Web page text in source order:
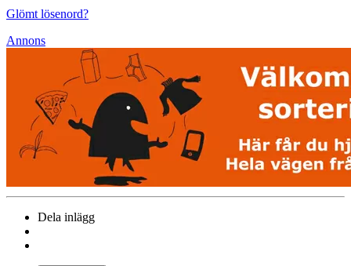
Glömt lösenord?
Annons
Dela inlägg